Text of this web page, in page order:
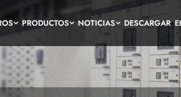
PRODUCTOS NOTICIAS DESCARGAR